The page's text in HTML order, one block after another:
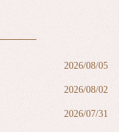
2026/08/05
2026/08/02
2026/07/31